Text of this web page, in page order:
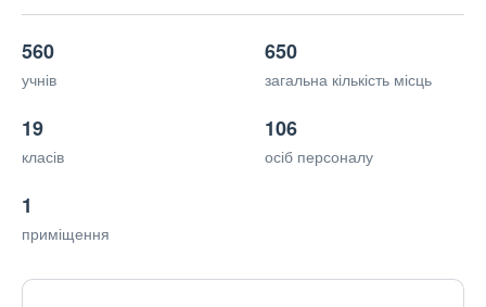
560
учнів
650
загальна кількість місць
19
класів
106
осіб персоналу
1
приміщення